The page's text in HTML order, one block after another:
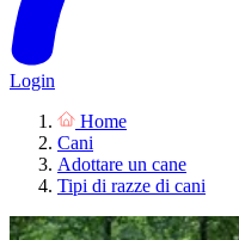
Login
Home
Cani
Adottare un cane
Tipi di razze di cani